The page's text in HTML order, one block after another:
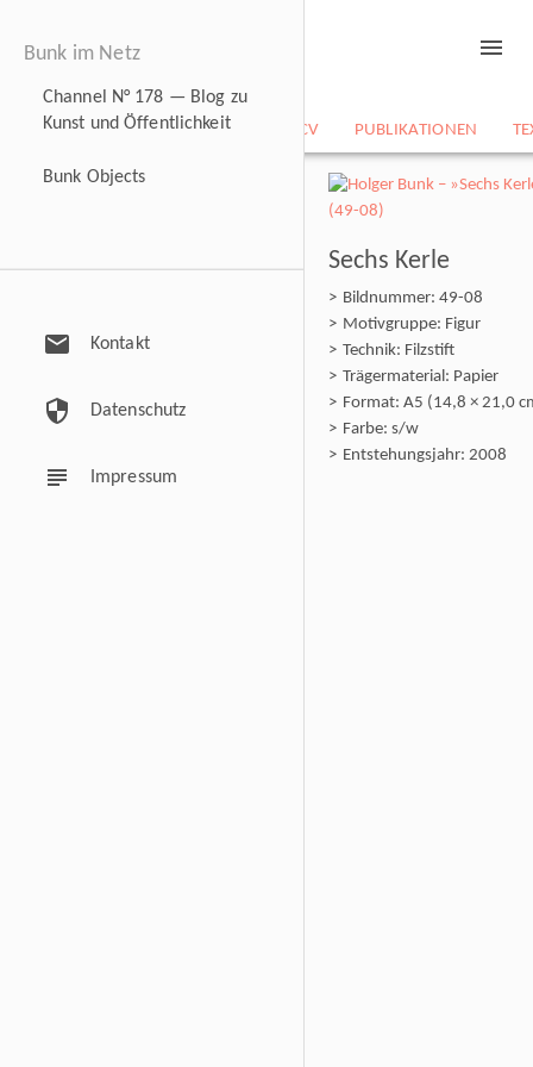
NEWS BILDARCHIV CV PUBLIKATIONEN
menu
Bunk im Netz
Channel N° 178 — Blog zu
Kunst und Öffentlichkeit
Bunk Objects
mail Kontakt
security Datenschutz
subject Impressum
Sechs Kerle
Bildnummer: 49-08
Motivgruppe: Figur
Technik: Filzstift
Trägermaterial: Papier
Format: A5 (14,8 × 21,0
Farbe: s/w
Entstehungsjahr: 2008